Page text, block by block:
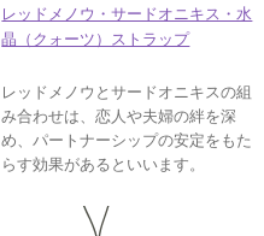
レッドメノウ・サードオニキス・水
晶（クォーツ）ストラップ
レッドメノウとサードオニキスの組
み合わせは、恋人や夫婦の絆を深
め、パートナーシップの安定をもた
らす効果があるといいます。